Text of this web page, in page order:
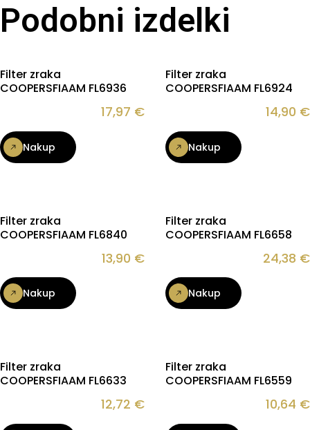
Podobni izdelki
Filter zraka
COOPERSFIAAM FL6936
17,97 €
Nakup
Filter zraka
COOPERSFIAAM FL6924
14,90 €
Nakup
Filter zraka
COOPERSFIAAM FL6840
13,90 €
Nakup
Filter zraka
COOPERSFIAAM FL6658
24,38 €
Nakup
Filter zraka
COOPERSFIAAM FL6633
12,72 €
Filter zraka
COOPERSFIAAM FL6559
10,64 €